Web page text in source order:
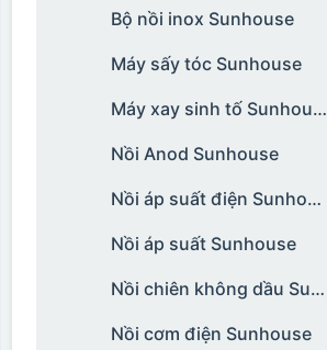
Bộ nồi inox Sunhouse
Máy sấy tóc Sunhouse
Máy xay sinh tố Sunhouse
Nồi Anod Sunhouse
Nồi áp suất điện Sunhouse
Nồi áp suất Sunhouse
Nồi chiên không dầu Sunhouse
Nồi cơm điện Sunhouse